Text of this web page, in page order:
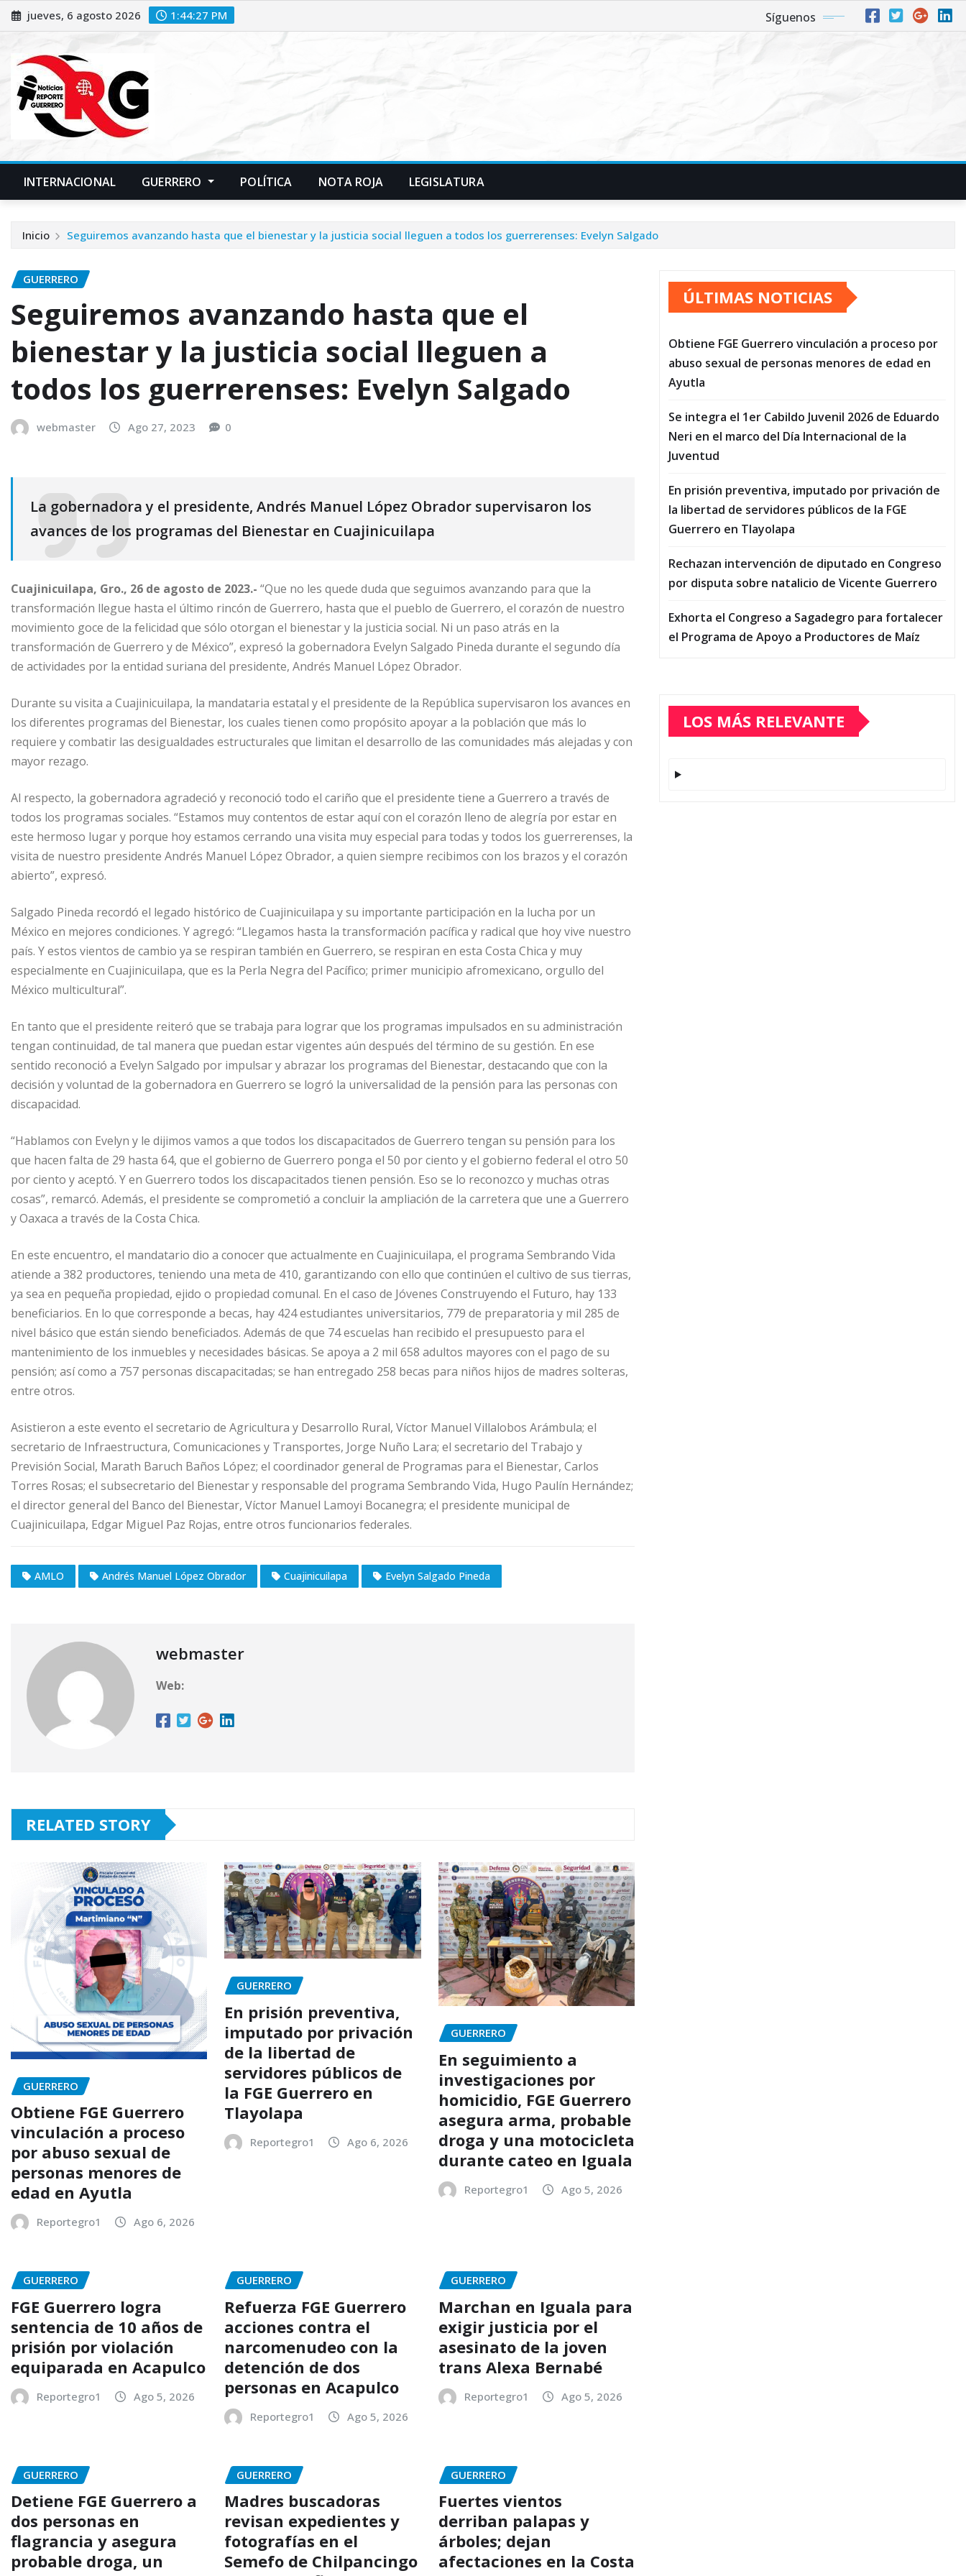
Saltar
al
jueves, 6 agosto 2026 1:44:28 PM Síguenos
INTERNACIONAL GUERRERO POLÍTICA NOTA ROJA LEGISLATURA
Inicio Seguiremos avanzando hasta que el bienestar y la justicia social lleguen a todos los guerrerenses: Evelyn Salgado
GUERRERO
Seguiremos avanzando hasta que el
bienestar y la justicia social lleguen a
todos los guerrerenses: Evelyn Salgado
webmaster Ago 27, 2023 0
La gobernadora y el presidente, Andrés Manuel López Obrador supervisaron los
avances de los programas del Bienestar en Cuajinicuilapa
Cuajinicuilapa, Gro., 26 de agosto de 2023.- “Que no les quede duda que seguimos avanzando para que la
transformación llegue hasta el último rincón de Guerrero, hasta que el pueblo de Guerrero, el corazón de nuestro
movimiento goce de la felicidad que sólo otorgan el bienestar y la justicia social. Ni un paso atrás en la
transformación de Guerrero y de México”, expresó la gobernadora Evelyn Salgado Pineda durante el segundo día
de actividades por la entidad suriana del presidente, Andrés Manuel López Obrador.
Durante su visita a Cuajinicuilapa, la mandataria estatal y el presidente de la República supervisaron los avances en
los diferentes programas del Bienestar, los cuales tienen como propósito apoyar a la población que más lo
requiere y combatir las desigualdades estructurales que limitan el desarrollo de las comunidades más alejadas y con
mayor rezago.
Al respecto, la gobernadora agradeció y reconoció todo el cariño que el presidente tiene a Guerrero a través de
todos los programas sociales. “Estamos muy contentos de estar aquí con el corazón lleno de alegría por estar en
este hermoso lugar y porque hoy estamos cerrando una visita muy especial para todas y todos los guerrerenses, la
visita de nuestro presidente Andrés Manuel López Obrador, a quien siempre recibimos con los brazos y el corazón
abierto”, expresó.
Salgado Pineda recordó el legado histórico de Cuajinicuilapa y su importante participación en la lucha por un
México en mejores condiciones. Y agregó: “Llegamos hasta la transformación pacífica y radical que hoy vive nuestro
país. Y estos vientos de cambio ya se respiran también en Guerrero, se respiran en esta Costa Chica y muy
especialmente en Cuajinicuilapa, que es la Perla Negra del Pacífico; primer municipio afromexicano, orgullo del
México multicultural”.
En tanto que el presidente reiteró que se trabaja para lograr que los programas impulsados en su administración
tengan continuidad, de tal manera que puedan estar vigentes aún después del término de su gestión. En ese
sentido reconoció a Evelyn Salgado por impulsar y abrazar los programas del Bienestar, destacando que con la
decisión y voluntad de la gobernadora en Guerrero se logró la universalidad de la pensión para las personas con
discapacidad.
“Hablamos con Evelyn y le dijimos vamos a que todos los discapacitados de Guerrero tengan su pensión para los
que hacen falta de 29 hasta 64, que el gobierno de Guerrero ponga el 50 por ciento y el gobierno federal el otro 50
por ciento y aceptó. Y en Guerrero todos los discapacitados tienen pensión. Eso se lo reconozco y muchas otras
cosas”, remarcó. Además, el presidente se comprometió a concluir la ampliación de la carretera que une a Guerrero
y Oaxaca a través de la Costa Chica.
En este encuentro, el mandatario dio a conocer que actualmente en Cuajinicuilapa, el programa Sembrando Vida
atiende a 382 productores, teniendo una meta de 410, garantizando con ello que continúen el cultivo de sus tierras,
ya sea en pequeña propiedad, ejido o propiedad comunal. En el caso de Jóvenes Construyendo el Futuro, hay 133
beneficiarios. En lo que corresponde a becas, hay 424 estudiantes universitarios, 779 de preparatoria y mil 285 de
nivel básico que están siendo beneficiados. Además de que 74 escuelas han recibido el presupuesto para el
mantenimiento de los inmuebles y necesidades básicas. Se apoya a 2 mil 658 adultos mayores con el pago de su
pensión; así como a 757 personas discapacitadas; se han entregado 258 becas para niños hijos de madres solteras,
entre otros.
Asistieron a este evento el secretario de Agricultura y Desarrollo Rural, Víctor Manuel Villalobos Arámbula; el
secretario de Infraestructura, Comunicaciones y Transportes, Jorge Nuño Lara; el secretario del Trabajo y
Previsión Social, Marath Baruch Baños López; el coordinador general de Programas para el Bienestar, Carlos
Torres Rosas; el subsecretario del Bienestar y responsable del programa Sembrando Vida, Hugo Paulín Hernández;
el director general del Banco del Bienestar, Víctor Manuel Lamoyi Bocanegra; el presidente municipal de
Cuajinicuilapa, Edgar Miguel Paz Rojas, entre otros funcionarios federales.
AMLO Andrés Manuel López Obrador Cuajinicuilapa Evelyn Salgado Pineda
webmaster
Web:
RELATED STORY
GUERRERO
Obtiene FGE Guerrero
vinculación a proceso
por abuso sexual de
personas menores de
edad en Ayutla
Reportegro1 Ago 6, 2026
GUERRERO
En prisión preventiva,
imputado por privación
de la libertad de
servidores públicos de
la FGE Guerrero en
Tlayolapa
Reportegro1 Ago 6, 2026
GUERRERO
En seguimiento a
investigaciones por
homicidio, FGE Guerrero
asegura arma, probable
droga y una motocicleta
durante cateo en Iguala
Reportegro1 Ago 5, 2026
GUERRERO
FGE Guerrero logra
sentencia de 10 años de
prisión por violación
equiparada en Acapulco
Reportegro1 Ago 5, 2026
GUERRERO
Refuerza FGE Guerrero
acciones contra el
narcomenudeo con la
detención de dos
personas en Acapulco
Reportegro1 Ago 5, 2026
GUERRERO
Marchan en Iguala para
exigir justicia por el
asesinato de la joven
trans Alexa Bernabé
Reportegro1 Ago 5, 2026
GUERRERO
Detiene FGE Guerrero a
dos personas en
flagrancia y asegura
probable droga, un
GUERRERO
Madres buscadoras
revisan expedientes y
fotografías en el
Semefo de Chilpancingo
GUERRERO
Fuertes vientos
derriban palapas y
árboles; dejan
afectaciones en la Costa
ÚLTIMAS NOTICIAS
Obtiene FGE Guerrero vinculación a proceso por
abuso sexual de personas menores de edad en
Ayutla
Se integra el 1er Cabildo Juvenil 2026 de Eduardo
Neri en el marco del Día Internacional de la
Juventud
En prisión preventiva, imputado por privación de
la libertad de servidores públicos de la FGE
Guerrero en Tlayolapa
Rechazan intervención de diputado en Congreso
por disputa sobre natalicio de Vicente Guerrero
Exhorta el Congreso a Sagadegro para fortalecer
el Programa de Apoyo a Productores de Maíz
LOS MÁS RELEVANTE